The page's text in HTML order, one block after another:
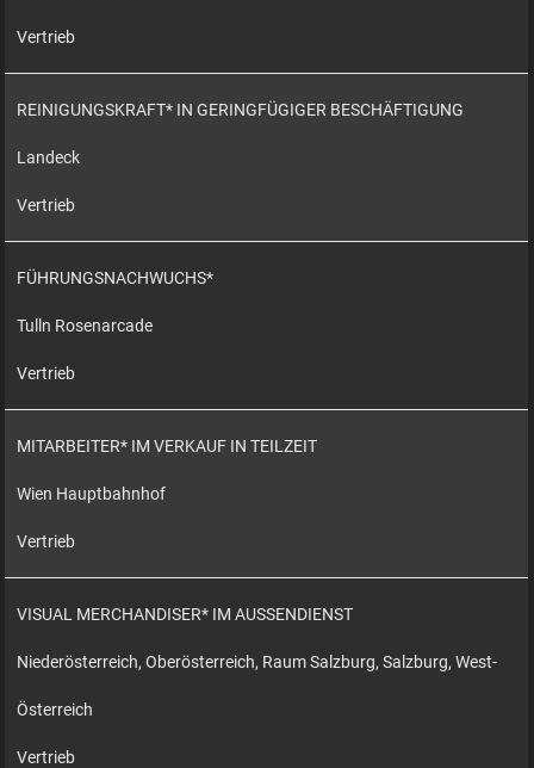
Vertrieb
REINIGUNGSKRAFT* IN GERINGFÜGIGER BESCHÄFTIGUNG
Landeck
Vertrieb
FÜHRUNGSNACHWUCHS*
Tulln Rosenarcade
Vertrieb
MITARBEITER* IM VERKAUF IN TEILZEIT
Wien Hauptbahnhof
Vertrieb
VISUAL MERCHANDISER* IM AUSSENDIENST
Niederösterreich, Oberösterreich, Raum Salzburg, Salzburg, West-
Österreich
Vertrieb